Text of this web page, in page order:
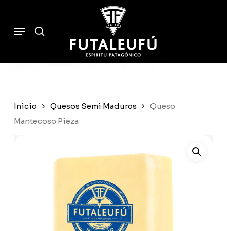
mainMenu
Inicio Quesos Semi Maduros
Queso
Mantecoso Pieza